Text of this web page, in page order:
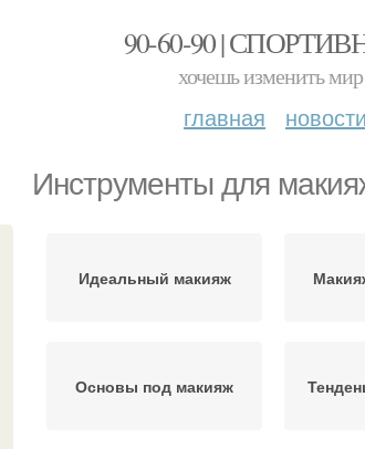
90-60-90 |
хочешь изменить
главная новости
Инструменты для
Идеальный макияж
Основы под макияж